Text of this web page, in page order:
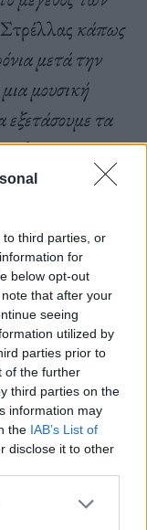
third parties, or
for
below opt-out
that after your
seeing
utilized by
parties prior to
of the further
third parties on the
information may
the IAB’s List of
disclose it to other
Στρέλλας κάπως
μετά την
μουσική
τα
φυλακές που
τη
στην
όπως έχουν πει
ιστορία “για
Γιώργος
διεμφυλικές